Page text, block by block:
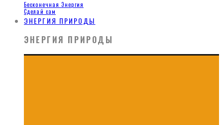
Бесконечная Энергия
Сделай сам
ЭНЕРГИЯ ПРИРОДЫ
ЭНЕРГИЯ ПРИРОДЫ